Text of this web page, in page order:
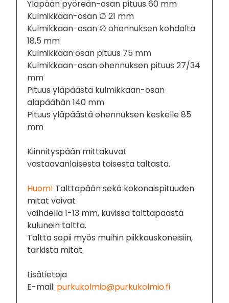
Yläpään pyöreän-osan pituus 60 mm
Kulmikkaan-osan ∅ 21 mm
Kulmikkaan-osan ∅ ohennuksen kohdalta
18,5 mm
Kulmikkaan osan pituus 75 mm
Kulmikkaan-osan ohennuksen pituus 27/34
mm
Pituus yläpäästä kulmikkaan-osan
alapäähän 140 mm
Pituus yläpäästä ohennuksen keskelle 85
mm
Kiinnityspään mittakuvat
vastaavanlaisesta toisesta taltasta.
Huom! Talttapään sekä kokonaispituuden
mitat voivat
vaihdella 1-13 mm, kuvissa talttapäästä
kulunein taltta.
Taltta sopii myös muihin piikkauskoneisiin,
tarkista mitat.
Lisätietoja
E-mail: purkukolmio@purkukolmio.fi